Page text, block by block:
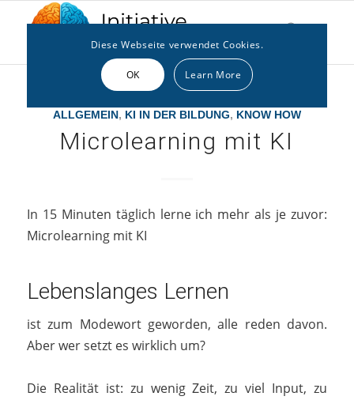
ALLGEMEIN, KI IN DER BILDUNG, KNOW HOW
Microlearning mit KI
In 15 Minuten täglich lerne ich mehr als je zuvor:
Microlearning mit KI
Lebenslanges Lernen
ist zum Modewort geworden, alle reden davon.
Aber wer setzt es wirklich um?
Die Realität ist: zu wenig Zeit, zu viel Input, zu
Diese Webseite verwendet Cookies.
OK Learn More